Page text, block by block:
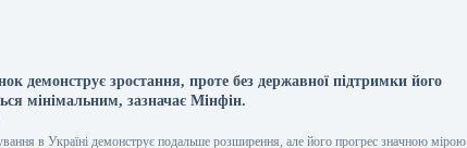
демонструє зростання, проте без державної підтримки його
мінімальним, зазначає Мінфін.
в Україні демонструє подальше розширення, але його прогрес значною мірою